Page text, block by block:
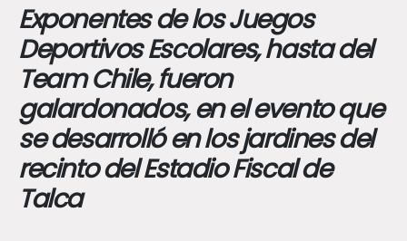
Exponentes de los Juegos
Deportivos Escolares, hasta del
Team Chile, fueron
galardonados, en el evento que
se desarrolló en los jardines del
recinto del Estadio Fiscal de
Talca